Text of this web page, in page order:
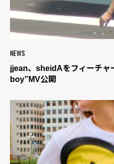
NEWS
jjean、sheidAをフィーチャ
boy”MV公開